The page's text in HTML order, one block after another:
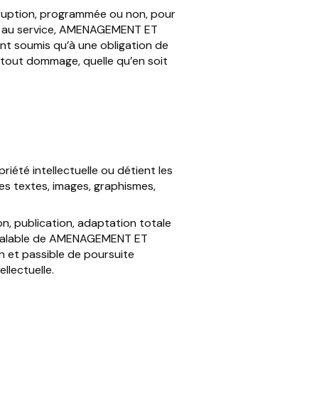
programmée ou non, pour
service, AMENAGEMENT ET
soumis qu’à une obligation de
dommage, quelle qu’en soit
intellectuelle ou détient les
textes, images, graphismes,
publication, adaptation totale
de AMENAGEMENT ET
et passible de poursuite